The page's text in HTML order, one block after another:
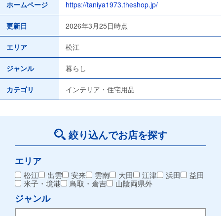
ホームページ https://taniya1973.theshop.jp/
更新日 2026年3月25日時点
エリア 松江
ジャンル 暮らし
カテゴリ インテリア・住宅用品
絞り込んでお店を探す
エリア
松江 出雲 安来 雲南 大田 江津 浜田
益田
米子・境港
鳥取・倉吉 山陰両県外
ジャンル